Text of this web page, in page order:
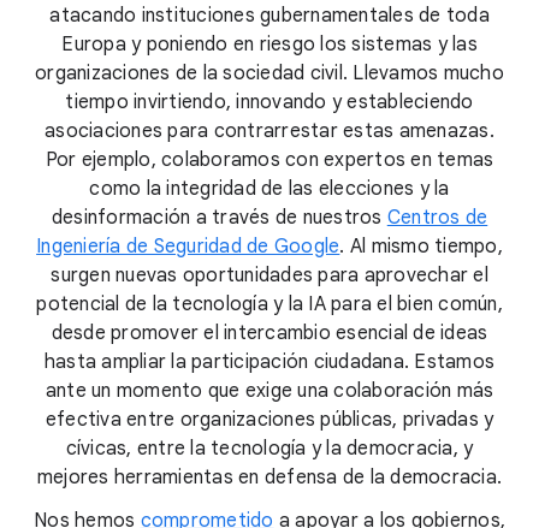
atacando instituciones gubernamentales de toda
Europa y poniendo en riesgo los sistemas y las
organizaciones de la sociedad civil. Llevamos mucho
tiempo invirtiendo, innovando y estableciendo
asociaciones para contrarrestar estas amenazas.
Por ejemplo, colaboramos con expertos en temas
como la integridad de las elecciones y la
desinformación a través de nuestros Centros de
Ingeniería de Seguridad de Google. Al mismo tiempo,
surgen nuevas oportunidades para aprovechar el
potencial de la tecnología y la IA para el bien común,
desde promover el intercambio esencial de ideas
hasta ampliar la participación ciudadana. Estamos
ante un momento que exige una colaboración más
efectiva entre organizaciones públicas, privadas y
cívicas, entre la tecnología y la democracia, y
mejores herramientas en defensa de la democracia.
Nos hemos comprometido a apoyar a los gobiernos,